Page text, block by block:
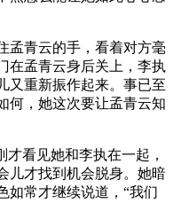
孟青云的手，看着对方毫
在孟青云身后关上，李执
又重新振作起来。事已至
何，她这次要让孟青云知
看见她和李执在一起，
儿才找到机会脱身。她暗
如常才继续说道，“我们